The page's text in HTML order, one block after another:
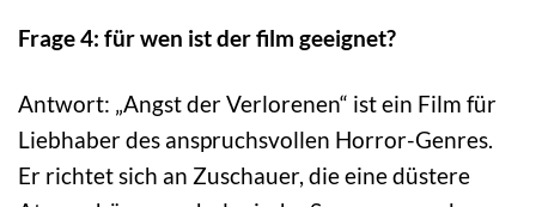
Frage 4: für wen ist der film geeignet?
Antwort: „Angst der Verlorenen“ ist ein Film für
Liebhaber des anspruchsvollen Horror-Genres.
Er richtet sich an Zuschauer, die eine düstere